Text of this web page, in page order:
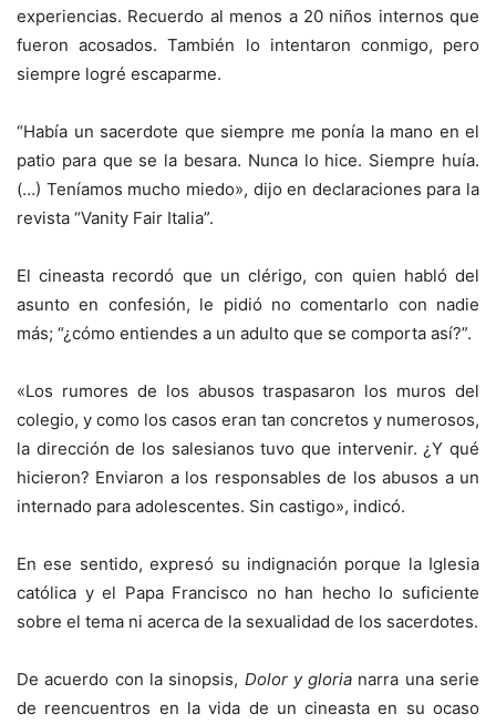
experiencias. Recuerdo al menos a 20 niños internos que
fueron acosados. También lo intentaron conmigo, pero
siempre logré escaparme.
“Había un sacerdote que siempre me ponía la mano en el
patio para que se la besara. Nunca lo hice. Siempre huía.
(…) Teníamos mucho miedo», dijo en declaraciones para la
revista “Vanity Fair Italia”.
El cineasta recordó que un clérigo, con quien habló del
asunto en confesión, le pidió no comentarlo con nadie
más; “¿cómo entiendes a un adulto que se comporta así?”.
«Los rumores de los abusos traspasaron los muros del
colegio, y como los casos eran tan concretos y numerosos,
la dirección de los salesianos tuvo que intervenir. ¿Y qué
hicieron? Enviaron a los responsables de los abusos a un
internado para adolescentes. Sin castigo», indicó.
En ese sentido, expresó su indignación porque la Iglesia
católica y el Papa Francisco no han hecho lo suficiente
sobre el tema ni acerca de la sexualidad de los sacerdotes.
De acuerdo con la sinopsis, Dolor y gloria narra una serie
de reencuentros en la vida de un cineasta en su ocaso